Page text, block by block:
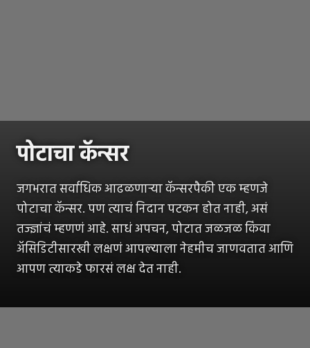
पोटाचा कॅन्सर
जगभरात सर्वाधिक आढळणाऱ्या कॅन्सरपैकी एक म्हणजे
पोटाचा कॅन्सर. पण त्याचं निदान पटकन होत नाही, असं
तज्ज्ञांचं म्हणणं आहे. साधं अपचन, पोटात जळजळ किंवा
अ‍ॅसिडिटीसारखी लक्षणं आपल्याला नेहमीच जाणवतात आणि
आपण त्याकडे फारसं लक्ष देत नाही.